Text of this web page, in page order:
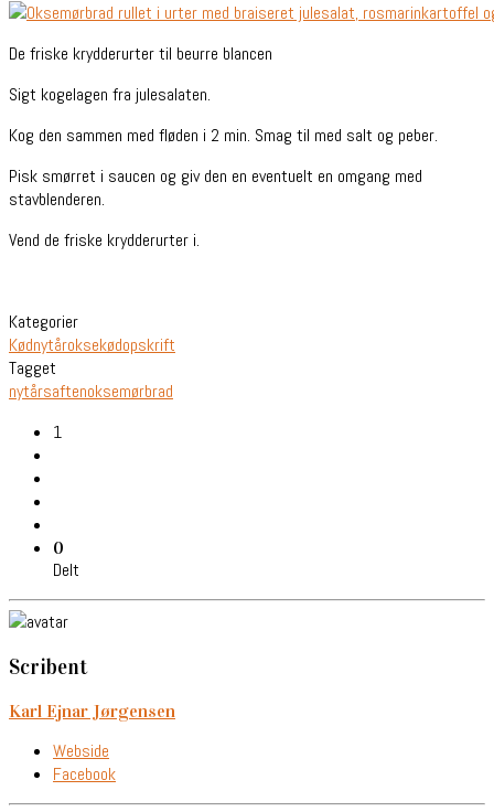
De friske krydderurter til beurre blancen
Sigt kogelagen fra julesalaten.
Kog den sammen med fløden i 2 min. Smag til med salt og peber.
Pisk smørret i saucen og giv den en eventuelt en omgang med
stavblenderen.
Vend de friske krydderurter i.
Kategorier
Kødnytåroksekødopskrift
Tagget
nytårsaftenoksemørbrad
1
0
Delt
Scribent
Karl Ejnar Jørgensen
Webside
Facebook